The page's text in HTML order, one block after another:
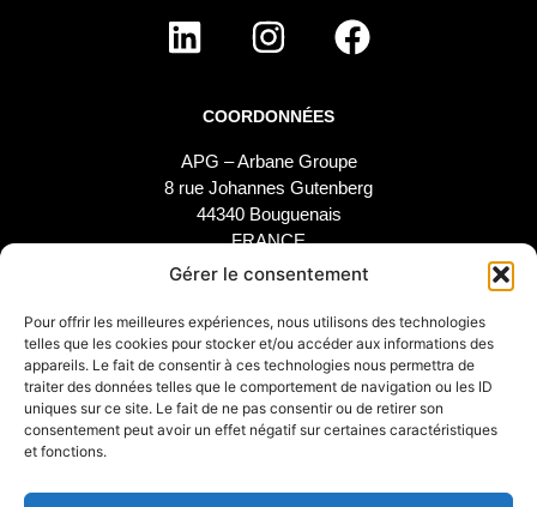
Gérer le consentement
Pour offrir les meilleures expériences, nous utilisons des technologies
telles que les cookies pour stocker et/ou accéder aux informations des
appareils. Le fait de consentir à ces technologies nous permettra de
traiter des données telles que le comportement de navigation ou les ID
uniques sur ce site. Le fait de ne pas consentir ou de retirer son
consentement peut avoir un effet négatif sur certaines caractéristiques
et fonctions.
COORDONNÉES
APG – Arbane Groupe
8 rue Johannes Gutenberg
44340 Bouguenais
FRANCE
02 40 46 66 64
MARQUE
Notre Histoire
Nos Engagements
Nos Distributeurs
SUPPORT
SAV
Étude et configuration